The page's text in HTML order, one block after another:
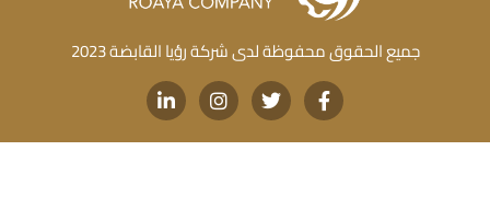
جميع الحقوق محفوظة لدى شركة رؤيا القابضة 2023